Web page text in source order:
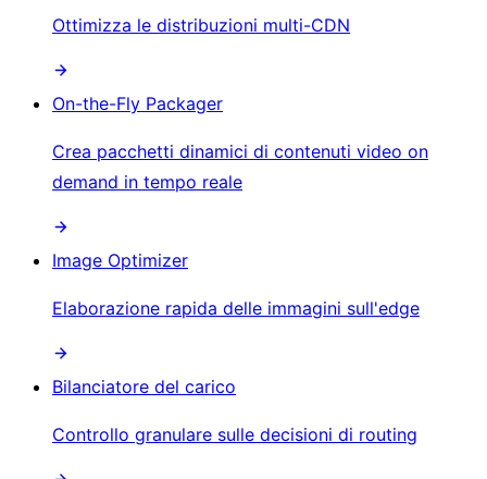
Ottimizza le distribuzioni multi-CDN
On-the-Fly Packager
Crea pacchetti dinamici di contenuti video on
demand in tempo reale
Image Optimizer
Elaborazione rapida delle immagini sull'edge
Bilanciatore del carico
Controllo granulare sulle decisioni di routing